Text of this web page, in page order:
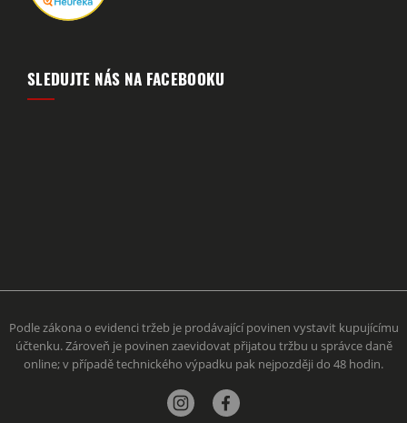
SLEDUJTE NÁS NA FACEBOOKU
Podle zákona o evidenci tržeb je prodávající povinen vystavit kupujícímu
účtenku. Zároveň je povinen zaevidovat přijatou tržbu u správce daně
online; v případě technického výpadku pak nejpozději do 48 hodin.